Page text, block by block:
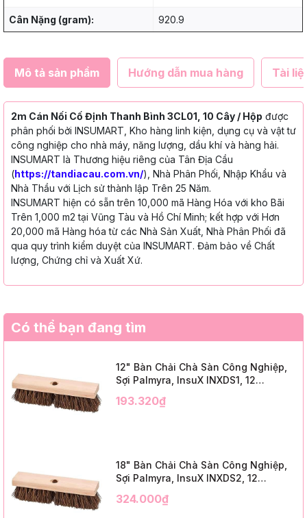
Cân Nặng (gram): 920.9
Mô tả sản phẩm Hướng dẫn mua hàng Tài
2m Cán Nối Cố Định Thanh Bình 3CL01, 10 Cây / Hộp được
phân phối bởi INSUMART, Kho hàng linh kiện, dụng cụ và vật tư
công nghiệp cho nhà máy, năng lượng, dầu khí và hàng hải.
INSUMART là Thương hiệu riêng của Tân Địa Cầu
(https://tandiacau.com.vn/), Nhà Phân Phối, Nhập Khẩu và
Nhà Thầu với Lịch sử thành lập Trên 25 Năm.
INSUMART hiện có sẵn trên 10,000 mã Hàng Hóa với kho Bãi
Trên 1,000 m2 tại Vũng Tàu và Hồ Chí Minh; kết hợp với Hơn
20,000 mã Hàng hóa từ các Nhà Sản Xuất, Nhà Phân Phối đã
qua quy trình kiểm duyệt của INSUMART. Đảm bảo về Chất
lượng, Chứng chỉ và Xuất Xứ.
Có thể bạn đang tìm
12" Bàn Chải Chà Sàn Công Nghiệp,
Sợi Palmyra, InsuX INXDS1, 12
Trim)
193.320₫
18" Bàn Chải Chà Sàn Công Nghiệp,
Sợi Palmyra, InsuX INXDS2, 12
Trim)
324.000₫